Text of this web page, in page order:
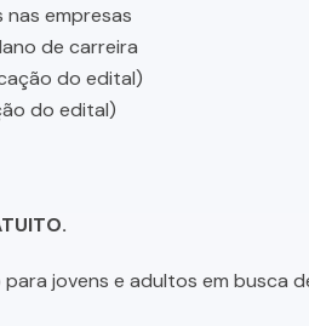
empresas
de carreira
do edital)
do edital)
jovens e adultos em busca